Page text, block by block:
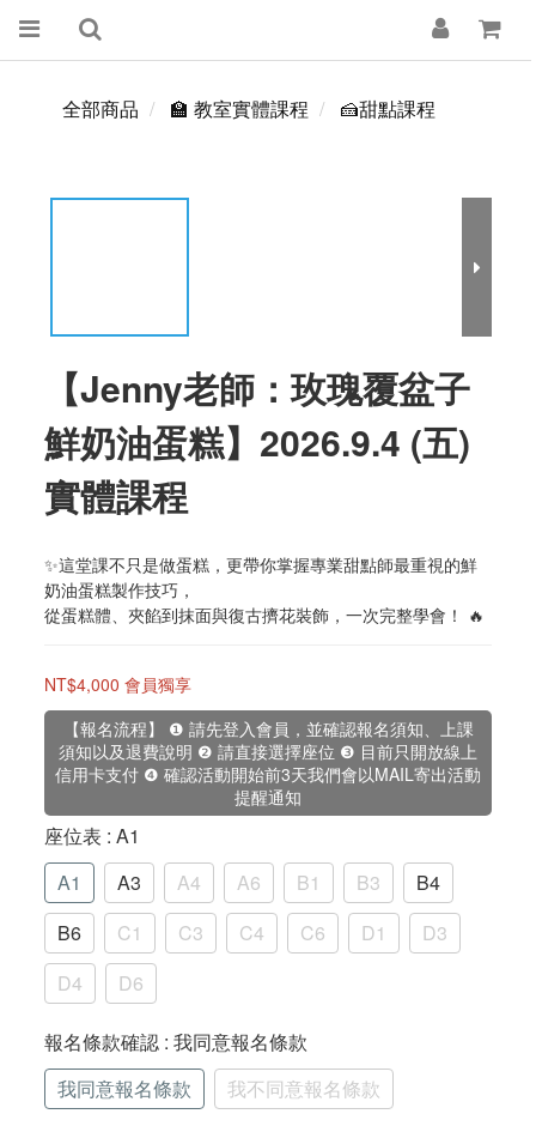
全部商品 🏫 教室實體課程 🍰甜點課程
【Jenny老師：玫瑰覆盆子
鮮奶油蛋糕】2026.9.4 (五)
實體課程
✨這堂課不只是做蛋糕，更帶你掌握專業甜點師最重視的鮮
奶油蛋糕製作技巧，
從蛋糕體、夾餡到抹面與復古擠花裝飾，一次完整學會！ 🔥
NT$4,000 會員獨享
【報名流程】 ❶ 請先登入會員，並確認報名須知、上課
須知以及退費說明 ❷ 請直接選擇座位 ❸ 目前只開放線上
信用卡支付 ❹ 確認活動開始前3天我們會以MAIL寄出活動
提醒通知
座位表 : A1
A1
A3 A4 A6 B1 B3
B4
B6
C1 C3 C4 C6 D1
D3
D4
D6
報名條款確認 : 我同意報名條款
我同意報名條款
我不同意報名條款